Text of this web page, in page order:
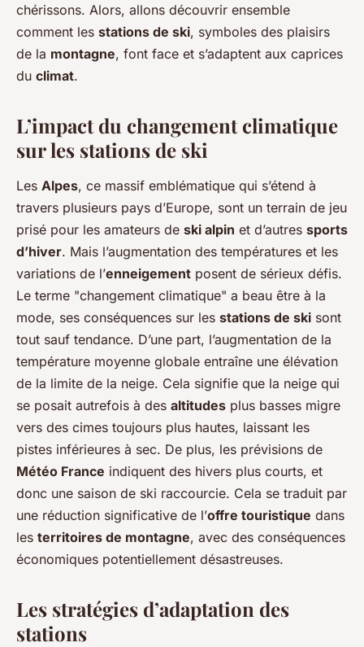
chérissons. Alors, allons découvrir ensemble
comment les stations de ski, symboles des plaisirs
de la montagne, font face et s’adaptent aux caprices
du climat.
L’impact du changement climatique
sur les stations de ski
Les Alpes, ce massif emblématique qui s’étend à
travers plusieurs pays d’Europe, sont un terrain de jeu
prisé pour les amateurs de ski alpin et d’autres sports
d’hiver. Mais l’augmentation des températures et les
variations de l’enneigement posent de sérieux défis.
Le terme "changement climatique" a beau être à la
mode, ses conséquences sur les stations de ski sont
tout sauf tendance. D’une part, l’augmentation de la
température moyenne globale entraîne une élévation
de la limite de la neige. Cela signifie que la neige qui
se posait autrefois à des altitudes plus basses migre
vers des cimes toujours plus hautes, laissant les
pistes inférieures à sec. De plus, les prévisions de
Météo France indiquent des hivers plus courts, et
donc une saison de ski raccourcie. Cela se traduit par
une réduction significative de l’offre touristique dans
les territoires de montagne, avec des conséquences
économiques potentiellement désastreuses.
Les stratégies d’adaptation des
stations